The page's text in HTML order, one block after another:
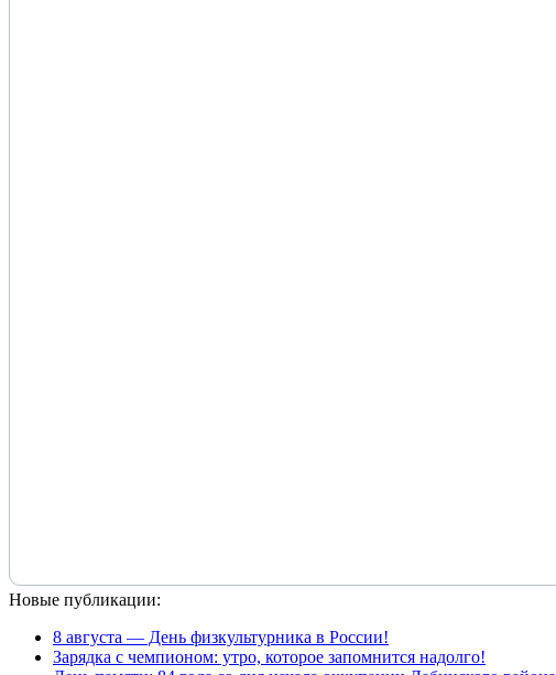
Новые публикации:
8 августа — День физкультурника в России!
Зарядка с чемпионом: утро, которое запомнится надолго!